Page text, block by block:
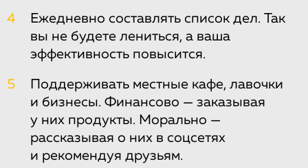
4
Ежедневно составлять список дел. Так
вы не будете лениться, а ваша
эффективность повысится.
5
Поддерживать местные кафе, лавочки
и бизнесы. Финансово — заказывая
у них продукты. Морально —
рассказывая о них в соцсетях
и рекомендуя друзьям.